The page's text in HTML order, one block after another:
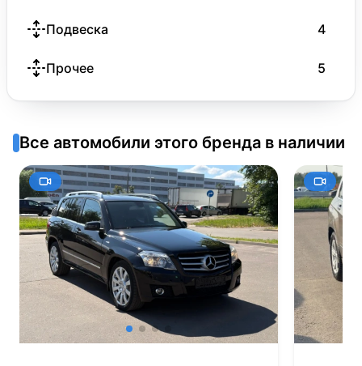
Подвеска 4
Прочее 5
Все автомобили этого бренда в наличии